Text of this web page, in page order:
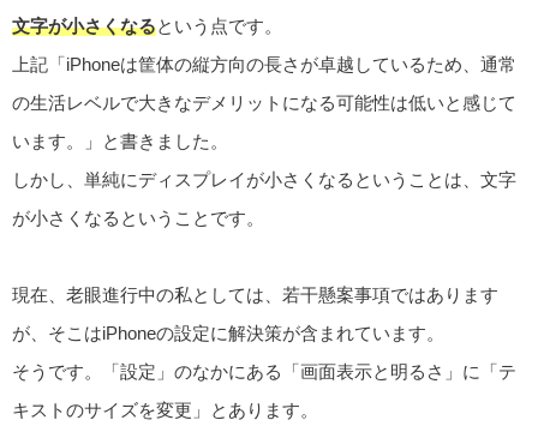
文字が小さくなるという点です。
上記「iPhoneは筐体の縦方向の長さが卓越しているため、通常
の生活レベルで大きなデメリットになる可能性は低いと感じて
います。」と書きました。
しかし、単純にディスプレイが小さくなるということは、文字
が小さくなるということです。
現在、老眼進行中の私としては、若干懸案事項ではあります
が、そこはiPhoneの設定に解決策が含まれています。
そうです。「設定」のなかにある「画面表示と明るさ」に「テ
キストのサイズを変更」とあります。